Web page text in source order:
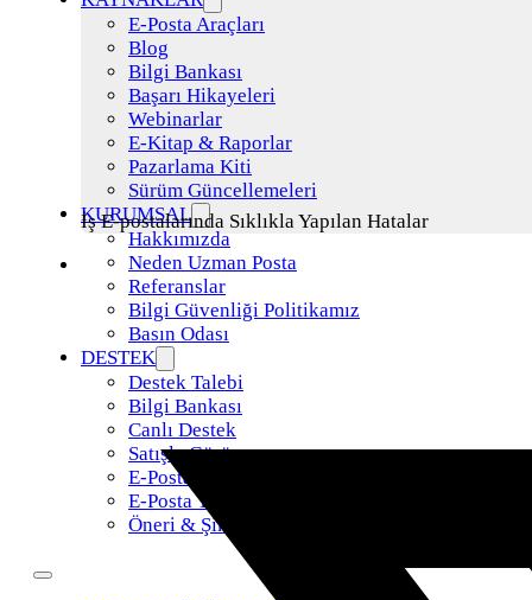
E-Posta Araçları
Blog
Bilgi Bankası
Başarı Hikayeleri
Webinarlar
E-Kitap & Raporlar
Pazarlama Kiti
Sürüm Güncellemeleri
KURUMSAL
Hakkımızda
Neden Uzman Posta
Referanslar
Bilgi Güvenliği Politikamız
Basın Odası
DESTEK
Destek Talebi
Bilgi Bankası
Canlı Destek
Satışla Görüş
E-Posta Taşıma
E-Posta Yönetimi
Öneri & Şikayet
İş E-postalarında Sıklıkla Yapılan Hatalar